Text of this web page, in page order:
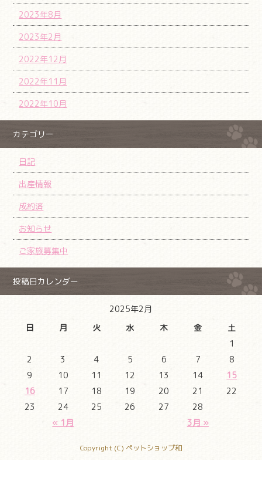
2023年8月
2023年2月
2022年12月
2022年11月
2022年10月
カテゴリー
日記
出産情報
成約済
お知らせ
ご家族募集中
投稿日カレンダー
2025年2月
日
月 火 水 木 金 土
« 1月 3月 »
1
2
3 4 5 6 7
8
9
10 11 12 13 14
15
16
17 18 19 20 21
22
23
24 25 26 27 28
Copyright (C) ペットショップ和